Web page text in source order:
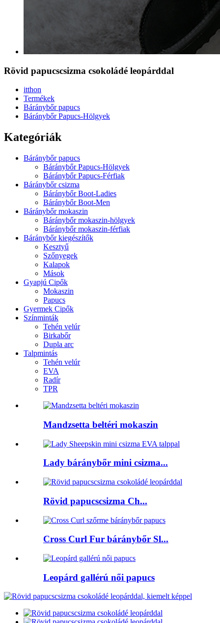
Rövid papucscsizma csokoládé leopárddal
itthon
Termékek
Báránybőr papucs
Báránybőr Papucs-Hölgyek
Kategóriák
Báránybőr papucs
Báránybőr Papucs-Hölgyek
Báránybőr Papucs-Férfiak
Báránybőr csizma
Báránybőr Boot-Ladies
Báránybőr Boot-Men
Báránybőr mokaszin
Báránybőr mokaszin-hölgyek
Báránybőr mokaszin-férfiak
Báránybőr kiegészítők
Kesztyű
Szőnyegek
Kalapok
Mások
Gyapjú Cipők
Mokaszin
Papucs
Gyermek Cipők
Színminták
Tehén velúr
Birkabőr
Dupla arc
Talpmintás
Tehén velúr
EVA
Radír
TPR
Mandzsetta beltéri mokaszin
Lady báránybőr mini csizma...
Rövid papucscsizma Ch...
Cross Curl Fur báránybőr Sl...
Leopárd gallérú női papucs